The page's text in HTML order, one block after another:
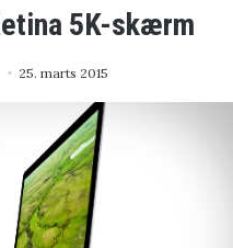
5K-skærm
25. marts 2015